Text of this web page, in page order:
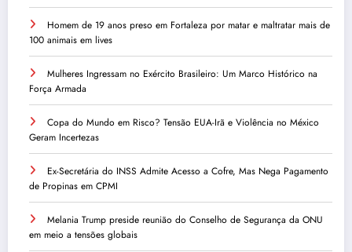
Homem de 19 anos preso em Fortaleza por matar e maltratar mais de
100 animais em lives
Mulheres Ingressam no Exército Brasileiro: Um Marco Histórico na
Força Armada
Copa do Mundo em Risco? Tensão EUA-Irã e Violência no México
Geram Incertezas
Ex-Secretária do INSS Admite Acesso a Cofre, Mas Nega Pagamento
de Propinas em CPMI
Melania Trump preside reunião do Conselho de Segurança da ONU
em meio a tensões globais